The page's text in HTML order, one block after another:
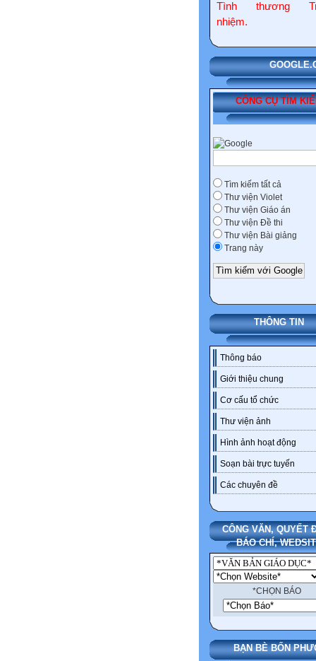
Tình thương
nhiệm.
GOOGLE.COM
CÔNG CỤ TÌM
Tìm kiếm tất cả
Thư viện Violet
Thư viện Giáo án
Thư viện Đề thi
Thư viện Bài giảng
Trang này
THÔNG TIN
Thông báo
Giới thiệu chung
Cơ cấu tổ chức
Thư viện ảnh
Hình ảnh hoạt động
Soạn bài trực tuyến
Các chuyên đề
CÔNG VĂN, QUYẾT
BÁO CHÍ,
*CHỌN BÁO
BẠN BÈ BỐN